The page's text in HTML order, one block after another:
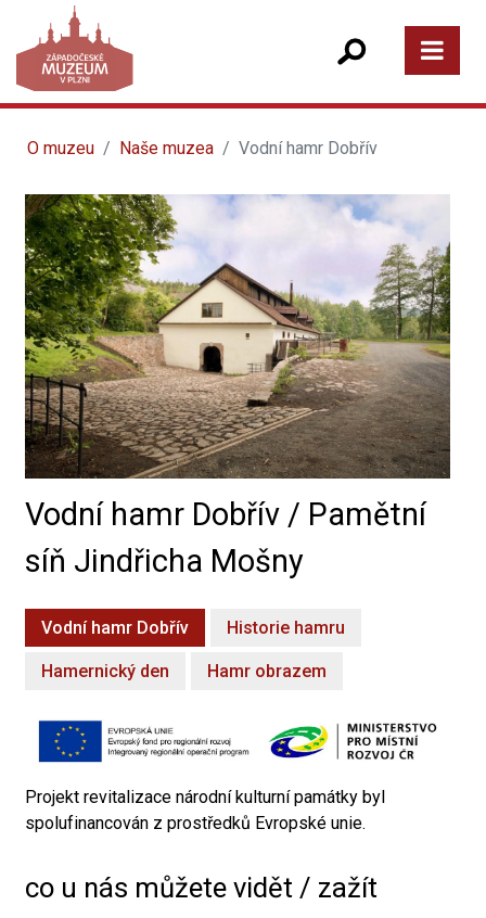
O muzeu Naše muzea Vodní hamr Dobřív
Vodní hamr Dobřív / Pamětní
síň Jindřicha Mošny
Vodní hamr Dobřív Historie hamru
Hamernický den Hamr obrazem
Projekt revitalizace národní kulturní památky byl
spolufinancován z prostředků Evropské unie.
co u nás můžete vidět / zažít